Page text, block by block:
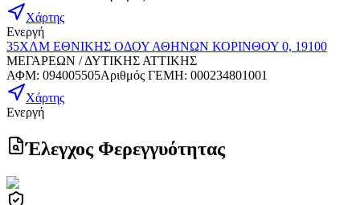
Χάρτης
Ενεργή
35ΧΛΜ ΕΘΝΙΚΗΣ ΟΔΟΥ ΑΘΗΝΩΝ ΚΟΡΙΝΘΟΥ 0, 19100
ΜΕΓΑΡΕΩΝ / ΔΥΤΙΚΗΣ ΑΤΤΙΚΗΣ
ΑΦΜ: 094005505Αριθμός ΓΕΜΗ: 000234801001
Χάρτης
Ενεργή
Έλεγχος Φερεγγυότητας